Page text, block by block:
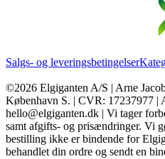
Salgs- og leveringsbetingelser
©2026 Elgiganten A/S | Arne
København S. | CVR: 17237977 |
hello@elgiganten.dk | Vi tager
samt afgifts- og prisændringer. Vi
bestilling ikke er bindende for
behandlet din ordre og sendt en